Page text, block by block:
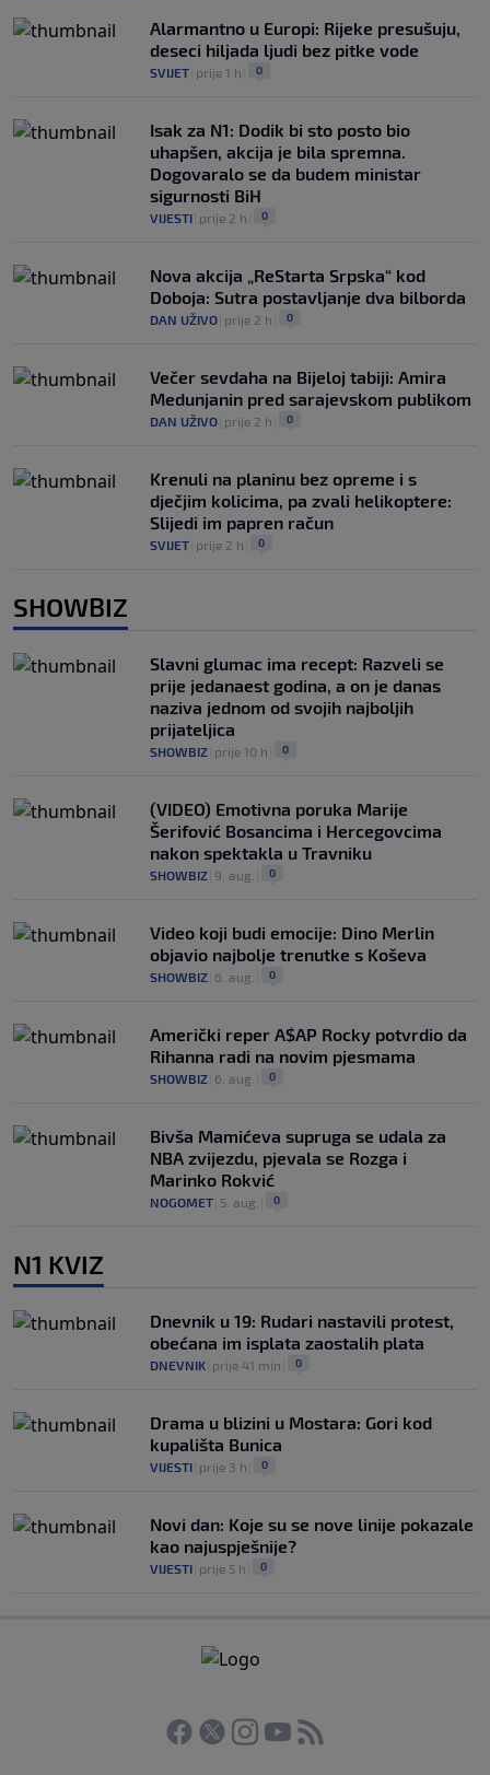
Alarmantno u Europi: Rijeke presušuju,
deseci hiljada ljudi bez pitke vode
SVIJET prije 1 h 0
Isak za N1: Dodik bi sto posto bio
uhapšen, akcija je bila spremna.
Dogovaralo se da budem ministar
sigurnosti BiH
VIJESTI prije 2 h 0
Nova akcija „ReStarta Srpska“ kod
Doboja: Sutra postavljanje dva bilborda
DAN UŽIVO prije 2 h 0
Večer sevdaha na Bijeloj tabiji: Amira
Medunjanin pred sarajevskom publikom
DAN UŽIVO prije 2 h 0
Krenuli na planinu bez opreme i s
dječjim kolicima, pa zvali helikoptere:
Slijedi im papren račun
SVIJET prije 2 h 0
SHOWBIZ
Slavni glumac ima recept: Razveli se
prije jedanaest godina, a on je danas
naziva jednom od svojih najboljih
prijateljica
SHOWBIZ prije 10 h 0
(VIDEO) Emotivna poruka Marije
Šerifović Bosancima i Hercegovcima
nakon spektakla u Travniku
SHOWBIZ 9. aug. 0
Video koji budi emocije: Dino Merlin
objavio najbolje trenutke s Koševa
SHOWBIZ 6. aug. 0
Američki reper A$AP Rocky potvrdio da
Rihanna radi na novim pjesmama
SHOWBIZ 6. aug. 0
Bivša Mamićeva supruga se udala za
NBA zvijezdu, pjevala se Rozga i
Marinko Rokvić
NOGOMET 5. aug. 0
N1 KVIZ
Dnevnik u 19: Rudari nastavili protest,
obećana im isplata zaostalih plata
DNEVNIK prije 41 min 0
Drama u blizini u Mostara: Gori kod
kupališta Bunica
VIJESTI prije 3 h 0
Novi dan: Koje su se nove linije pokazale
kao najuspješnije?
VIJESTI prije 5 h 0